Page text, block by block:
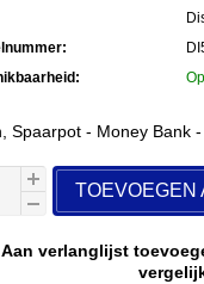
Spaarpot - Money Bank -
TOEVOEGEN
Aan verlanglijst